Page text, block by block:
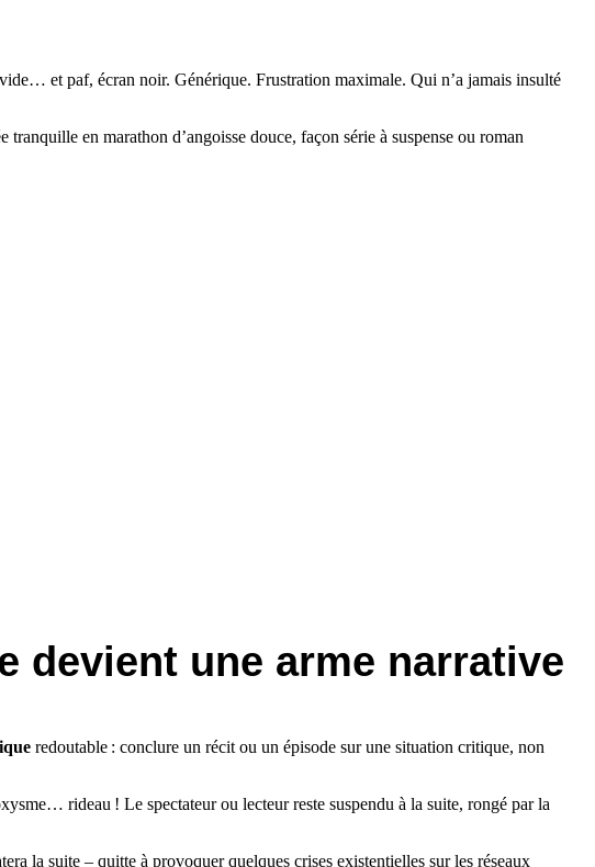
et paf, écran noir. Générique. Frustration maximale. Qui n’a jamais insulté
en marathon d’angoisse douce, façon série à suspense ou roman
devient une arme narrative
redoutable : conclure un récit ou un épisode sur une situation critique, non
rideau ! Le spectateur ou lecteur reste suspendu à la suite, rongé par la
la suite – quitte à provoquer quelques crises existentielles sur les réseaux